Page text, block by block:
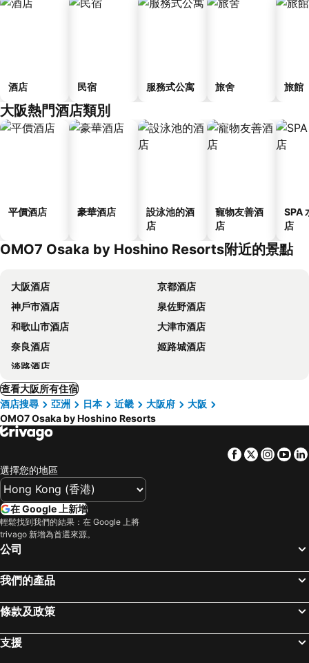
酒店 民宿 服務式公寓 旅舍 旅館
大阪熱門酒店類別
平價酒店 豪華酒店
設泳池的酒
店
寵物友善酒
店
SPA
店
OMO7 Osaka by Hoshino Resorts附近的景點
大阪酒店
京都酒店
神戶市酒店
泉佐野酒店
和歌山市酒店
大津市酒店
奈良酒店
姬路城酒店
淡路酒店
查看大阪所有住宿
酒店搜尋
亞洲 日本 近畿 大阪府
大阪
OMO7 Osaka by Hoshino Resorts
Facebook
Twitter
選擇您的地區
在 Google 上新增
輕鬆找到我們的結果：在 Google 上將
trivago 新增為首選來源。
公司
我們的產品
條款及政策
支援